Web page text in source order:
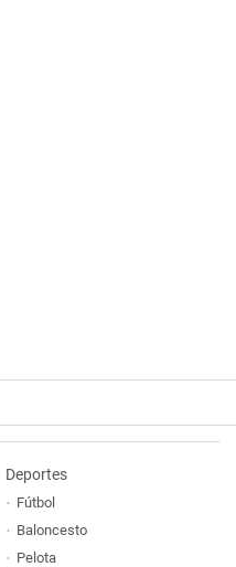
Deportes
Fútbol
Baloncesto
Pelota